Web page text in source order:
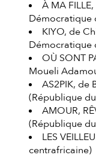
À MA
Démocratique
KIYO, de
Démocratique
OÙ SONT
Moueli
AS2PIK, de
(République
AMOUR,
(République
LES
centrafricaine)